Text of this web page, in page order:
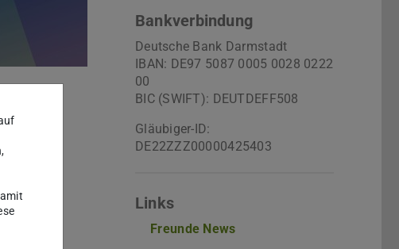
Bankverbindung
Deutsche Bank Darmstadt
IBAN: DE97 5087 0005 0028 0222
00
BIC (SWIFT): DEUTDEFF508
Gläubiger-ID:
DE22ZZZ00000425403
Links
Freunde News